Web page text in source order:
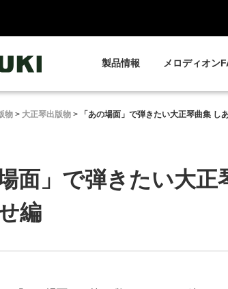
製品情報 メロディオン
物 > 大正琴出版物 > 「あの場面」で弾きたい大正琴曲集 し
場面」で弾きたい大正
編